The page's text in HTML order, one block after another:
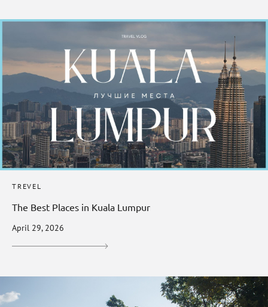
TREVEL
The Best Places in Kuala Lumpur
April 29, 2026